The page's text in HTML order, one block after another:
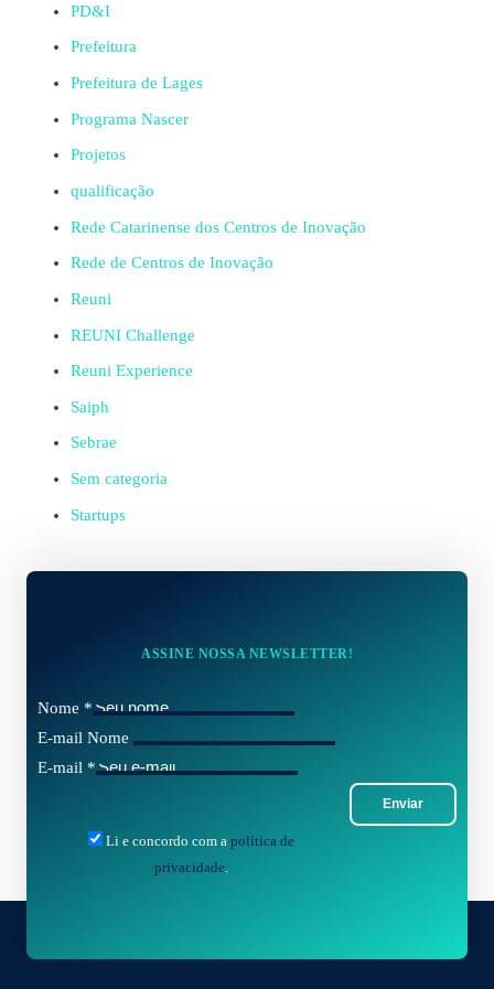
PD&I
Prefeitura
Prefeitura de Lages
Programa Nascer
Projetos
qualificação
Rede Catarinense dos Centros de Inovação
Rede de Centros de Inovação
Reuni
REUNI Challenge
Reuni Experience
Saiph
Sebrae
Sem categoria
Startups
ASSINE NOSSA NEWSLETTER!
Nome *
E-mail Nome
E-mail *
Enviar
Li e concordo com a política de
privacidade.